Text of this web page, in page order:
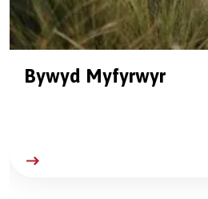
Bywyd Myfyrwyr